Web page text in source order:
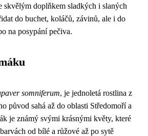
skvělým doplňkem sladkých i slaných
do buchet, koláčů, závinů, ale i do
na posypání pečiva.
somniferum, je jednoletá rostlina z
původ sahá až do oblasti Středomoří a
je známý svými krásnými květy, které
od bílé a růžové až po sytě